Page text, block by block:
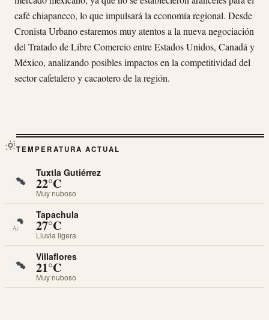
café chiapaneco, lo que impulsará la economía regional. Desde
Cronista Urbano estaremos muy atentos a la nueva negociación
del Tratado de Libre Comercio entre Estados Unidos, Canadá y
México, analizando posibles impactos en la competitividad del
sector cafetalero y cacaotero de la región.
TEMPERATURA ACTUAL
Tuxtla Gutiérrez
22°C
Muy nuboso
Tapachula
27°C
Lluvia ligera
Villaflores
21°C
Muy nuboso